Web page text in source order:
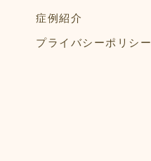
症例紹介
プライバシーポリシー